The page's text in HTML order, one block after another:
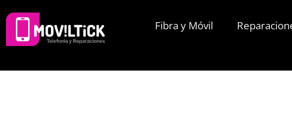
Fibra y Móvil